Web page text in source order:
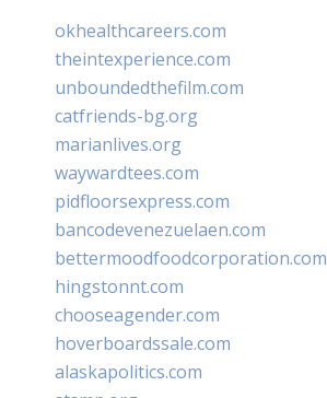
okhealthcareers.com
theintexperience.com
unboundedthefilm.com
catfriends-bg.org
marianlives.org
waywardtees.com
pidfloorsexpress.com
bancodevenezuelaen.com
bettermoodfoodcorporation.com
hingstonnt.com
chooseagender.com
hoverboardssale.com
alaskapolitics.com